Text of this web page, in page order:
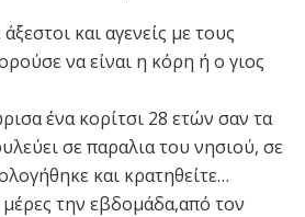
και αγενείς με τους
να είναι η κόρη ή ο γιος
ένα κορίτσι 28 ετών σαν τα
σε παραλια του νησιού, σε
και κρατηθείτε…
την εβδομάδα,από τον